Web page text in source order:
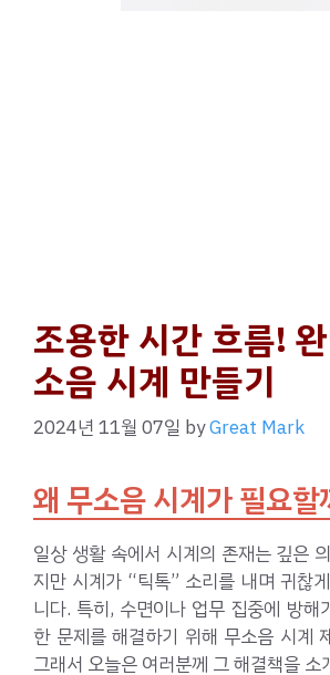
조용한 시간 흐름!
소음 시계 만들기
2024년 11월 07일 byGreat Mark
왜 무소음 시계가 필요할
일상 생활 속에서 시계의 존재는 깊은
지만 시계가 “틱톡” 소리를 내며 귀찮
니다. 특히, 수면이나 업무 집중에 방해
한 문제를 해결하기 위해 무소음 시계
그래서 오늘은 여러분께 그 해결책을 소